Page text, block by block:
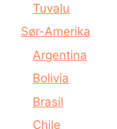
Tuvalu
Sør-Amerika
Argentina
Bolivia
Brasil
Chile